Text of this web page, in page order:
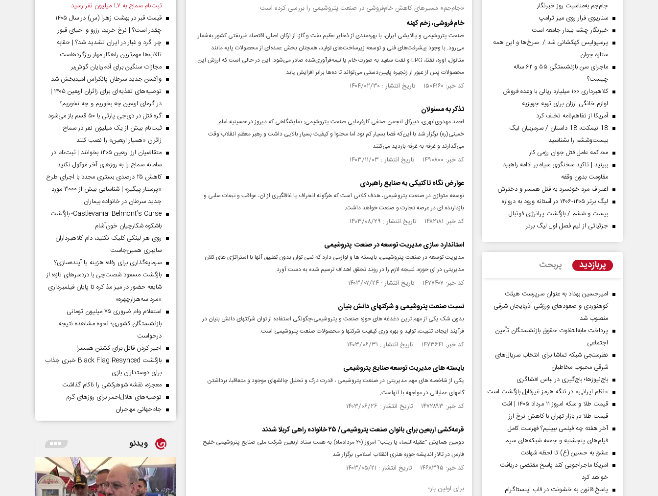
«جام‌جم» مسیرهای کاهش خام‌فروشی در صنعت پتروشیمی را بررسی کرده است
خام‌فروشی، زخم کهنه
صنعت پتروشیمی و پالایشی ایران، با بهره‌مندی از ذخایر عظیم نفت و گاز، از ارکان اصلی اقتصاد غیرنفتی کشور به‌شمار
می‌رود. با وجود پیشرفت‌های فنی و توسعه زیرساخت‌های تولید، همچنان بخش عمده‌ای از محصولات پایه مانند
متانول، اوره، نفتا، LPG‌ و نفت سفید به صورت خام یا نیمه‌فرآوری‌شده صادر می‌شود. این در حالی است که ارزش این
محصولات پس از عبور از زنجیره پایین‌دستی می‌تواند تا ده‌ها برابر افزایش یابد.
کد خبر: ۱۵۰۴۱۶۰ تاریخ انتشار : ۱۴۰۴/۰۲/۳۰
تذکر به مسئولان
احمد مهدوی‌ابهری، دبیرکل انجمن صنفی کارفرمایی صنعت پتروشیمی: نمایشگاهی که دیروز در حسینیه امام
خمینی(ره) برگزار شد با این‌که فضا بسیار کم بود اما محتوا و کیفیت بسیار بالایی داشت و رهبر معظم انقلاب وقت
می‌گذارند و غرفه به غرفه بازدید می‌کنند.
کد خبر: ۱۴۹۰۸۰۰ تاریخ انتشار : ۱۴۰۳/۱۱/۰۳
عوارض نگاه تاکتیکی به صنایع راهبردی
توسعه متوازن در صنعت پتروشیمی، هدف کلانی است که هرگونه انحراف یا غافلگیری از آن، عواقب و تبعات سلبی و
بازدارنده ای در عرصه تجارت و صنعت خواهد داشت.
کد خبر: ۱۴۸۲۱۸۱ تاریخ انتشار : ۱۴۰۳/۰۸/۲۹
استاندارد سازی مدیریت توسعه در صنعت پتروشیمی
مدیریت توسعه در صنعت پتروشیمی، بایسته ها و لوازمی دارد که نمی توان بدون تطبیق آنها با استراتژی های کلان
مدیریتی در ای حوزه، نتیجه لازم را در روند تحقق اهداف ترسیم شده به دست آورد.
کد خبر: ۱۴۷۷۴۰۷ تاریخ انتشار : ۱۴۰۳/۰۷/۲۴
نسبت صنعت پتروشیمی و شرکتهای دانش بنیان
بدون شک یکی از مهم ترین دغدغه های حوزه صنعت و پتروشیمی،چگونگی استفاده از توان شرکتهای دانش بنیان در
فرآیند ایجاد، تثبیت، تولید و بهره وری کیفیت شرکتها و محصولات صنعت پتروشیمی است.
کد خبر: ۱۴۷۳۶۴۱ تاریخ انتشار : ۱۴۰۳/۰۶/۳۱
بایسته های مدیریت توسعه صنایع پتروشیمی
یکی از شاخصه های مهم مدیریتی در صنعت پتروشیمی ، قدرت درک و تحلیل چالشهای موجود و متعاقبا، برداشتن
گامهای عملیاتی در مواجهه با آنهاست.
کد خبر: ۱۴۷۲۸۹۳ تاریخ انتشار : ۱۴۰۳/۰۶/۲۶
قرعه‌کشی اربعین برای بانوان صنعت پتروشیمی/ ۲۵ خانواده راهی کربلا شدند
دومین همایش "عقیله‌النساء یا زینب" امروز (۲۰ مردادماه) به همت ستاد اربعین شرکت ملی صنایع پتروشیمی خلیج
فارس در تالار اندیشه حوزه هنری انقلاب اسلامی برگزار شد.
کد خبر: ۱۴۶۸۳۹۵ تاریخ انتشار : ۱۴۰۳/۰۵/۲۱
برای اولین بار؛
جام‌جم به‌مناسبت روز خبرنگار
سناریوی فرار روی میز ترامپ
خبرنگار چشم بیدار جامعه است
پرسپولیس کهکشانی شد / سرخ‌ها و این همه
ستاره جوان
ماجرای سن بازنشستگی ۵۵ و ۶۲ ساله
چیست؟
کلاهبرداری ۱۰۰ میلیارد ریالی با وعده فروش
لوازم خانگی ارزان برای تهیه جهیزیه
آمریکا از تفاهم‌نامه تخلف کرد
18 نیمکت، 18 داستان / سرمربیان لیگ
بیست‌وششم را بشناسید
محاکمه عامل قتل جوان رزمی کار
ببینید | تاکید سخنگوی سپاه بر ادامه راهبرد
مقاومت بدون وقفه
اعتراف مرد خونسرد به قتل همسر و دخترش
لیگ برتر ۱۴۰۵-۱۴۰۶ در آستانه ورود به دروازه
بیست و ششم / بازگشت پرانرژی فوتبال
جزئیاتی از نیم فصل اول لیگ برتر
پربازدید پربحث
امیرحسین بهداد به عنوان سرپرست هیئت
کوهنوردی و صعودهای ورزشی آذربایجان شرقی
منصوب شد
پرداخت مابه‌التفاوت حقوق بازنشستگان تأمین
اجتماعی
نظرسنجی شبکه تماشا برای انتخاب سریال‌های
شرقی محبوب مخاطبان
باج‌نیوزها؛ باج‌گیری در لباس افشاگری
«نظم ایرانی» در تنگه هرمز غیرقابل بازگشت است
قیمت طلا و سکه امروز ۱۱ مرداد ۱۴۰۵ | افت
قیمت طلا در بازار تهران با کاهش نرخ ارز
آخر هفته چه فیلمی ببینیم؟ فهرست کامل
فیلم‌های پنجشنبه و جمعه شبکه‌های سیما
عشق به حسین (ع) تا لحظه شهادت
آمریکا ماجراجویی کند پاسخ مقتضی دریافت
خواهد کرد
پاسخ قانون به خشونت در قاب اینستاگرام
ثبت‌نام سماح به ۱.۷ میلیون نفر رسید
قیمت قبر در بهشت زهرا (س) در سال ۱۴۰۵
چقدر است؟ | نرخ خرید، رزرو و احیای قبور
چرا گرد و غبار در ایران تشدید شد؟ | حقابه
تالاب‌ها مهم‌ترین راهکار مهار ریزگردهاست
مجازات سنگین برای آدم‌ربایان گوش‌بر
واکسن جدید سرطان پانکراس امیدبخش شد
توصیه‌های تغذیه‌ای برای زائران اربعین ۱۴۰۵ |
در گرمای اربعین چه بخوریم و چه نخوریم؟
گره قتل در دی‌جی پارتی با ۵۰ قسم باز می‌شود
ثبت‌نام بیش از یک میلیون نفر در سماح |
زائران «همیار اربعین» را نصب کنند
متقاضیان ارز اربعین ۱۴۰۵ بخوانند | ثبت‌نام در
سامانه سماح را به روز‌های آخر موکول نکنید
کاهش ۲۵ درصدی بستری مجدد با اجرای طرح
«پرستار پیگیر» | شناسایی بیش از ۳۰۰۰ مورد
جدید سرطان در خانواده بیماران
Castlevania: Belmont’s Curse؛ بازگشت
باشکوه شکارچیان خون‌آشام
روی هر لینکی کلیک نکنید، دام کلاهبرداران
سایبری همین‌جاست
سرمایه‌گذاری برای رفاه؛ هزینه یا آینده‌سازی؟
بازگشت مسعود شصت‌چی با دردسر‌های تازه؛ از
شایعه حضور در میز مذاکره تا پایان فیلمبرداری
«مرد سه‌هزارچهره»
استعلام وام ضروری ۷۵ میلیون تومانی
بازنشستگان کشوری؛ نحوه مشاهده نتیجه
درخواست
اجیر کردن قاتل برای کشتن همسر!
بازگشت Black Flag Resynced خبری جذاب
برای دوستداران بازی
معجزه، نقشه شوهرکشی را ناکام گذاشت
توصیه‌های هلال‌احمر برای روز‌های گرم
جام‌جهانی مهاجران
ویدئو